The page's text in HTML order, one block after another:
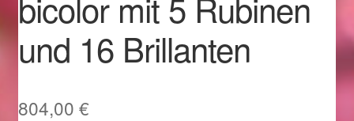
Im Gedenken an
Impressum
Karneval 2015 – Schmuck zu Fasching & Co.
und 16 Brillanten
804,00 €